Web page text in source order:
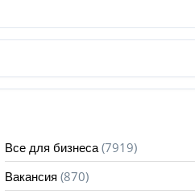
Все для бизнеса (7919)
Вакансия (870)